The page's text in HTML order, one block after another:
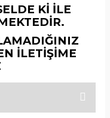
Kİ İLE
İLETİŞİME